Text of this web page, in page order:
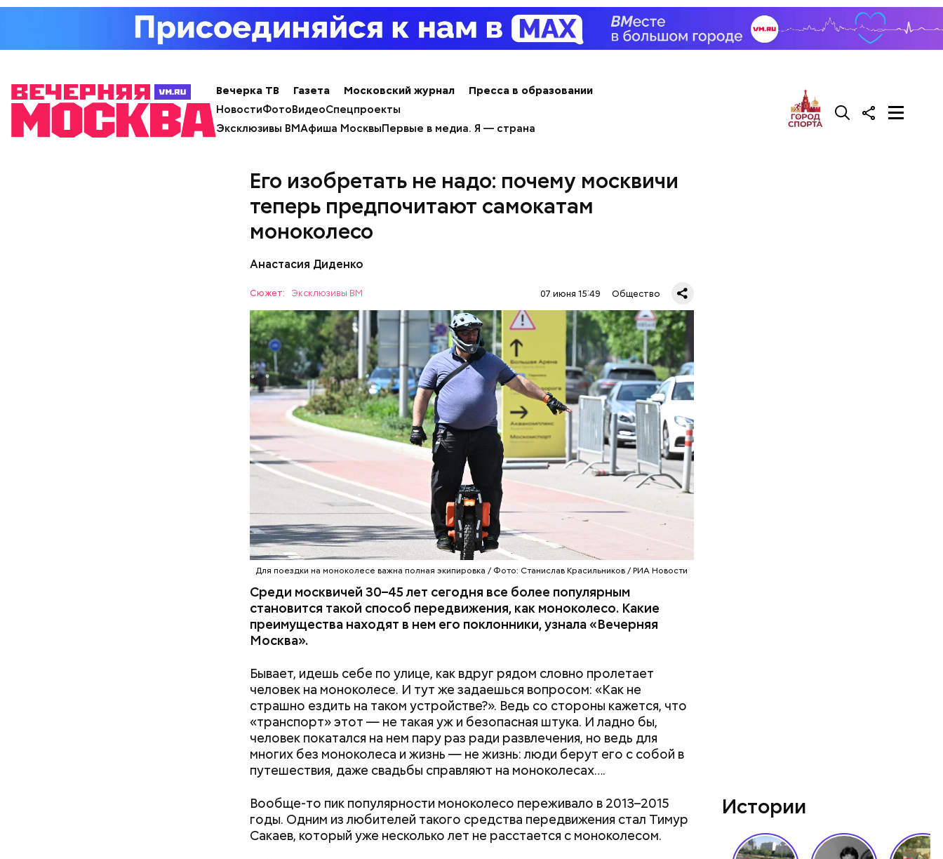
Вечерка ТВ Газета Московский журнал
Пресса в образовании
НовостиФотоВидеоСпецпроекты
Эксклюзивы ВМАфиша МосквыПервые в медиа. Я — страна
Его изобретать не надо: почему москвичи
теперь предпочитают самокатам
моноколесо
Анастасия Диденко
Сюжет: Эксклюзивы ВМ 07 июня 15:49 Общество
Для поездки на моноколесе важна полная экипировка / Фото: Станислав Красильников / РИА Новости
Среди москвичей 30–45 лет сегодня все более популярным
становится такой способ передвижения, как моноколесо. Какие
преимущества находят в нем его поклонники, узнала «Вечерняя
Москва».
Бывает, идешь себе по улице, как вдруг рядом словно пролетает
человек на моноколесе. И тут же задаешься вопросом: «Как не
страшно ездить на таком устройстве?». Ведь со стороны кажется, что
«транспорт» этот — не такая уж и безопасная штука. И ладно бы,
человек покатался на нем пару раз ради развлечения, но ведь для
многих без моноколеса и жизнь — не жизнь: люди берут его с собой в
путешествия, даже свадьбы справляют на моноколесах….
Вообще-то пик популярности моноколесо переживало в 2013–2015
годы. Одним из любителей такого средства передвижения стал Тимур
Сакаев, который уже несколько лет не расстается с моноколесом.
Истории